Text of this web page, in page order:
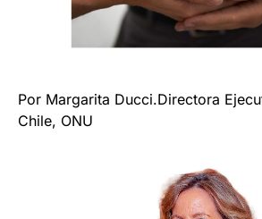
Por Margarita Ducci.Directora
Chile, ONU